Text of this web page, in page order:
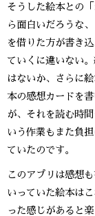
そうした絵本との
ら面白いだろうな
を借りた方が書き
ていくに違いない
はないか、さらに
本の感想カードを
が、それを読む時
いう作業もまた負
ていたのです。
このアプリは感想
いっていた絵本は
った感じがあると